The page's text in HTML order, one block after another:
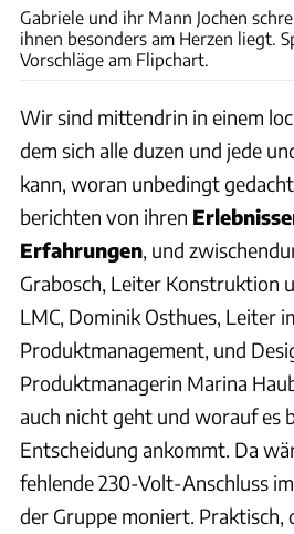
Gabriele und ihr Mann Jochen
ihnen besonders am Herzen liegt.
Vorschläge am Flipchart.
Wir sind mittendrin in einem
dem sich alle duzen und jede
kann, woran unbedingt
berichten von ihren
Erfahrungen, und
Grabosch, Leiter Konstruktion
LMC, Dominik Osthues, Leiter
Produktmanagement, und
Produktmanagerin Marina
auch nicht geht und worauf es
Entscheidung ankommt. Da
fehlende 230-Volt-Anschluss
der Gruppe moniert.